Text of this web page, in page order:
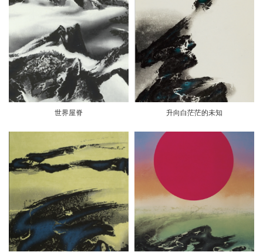
世界屋脊 升向白茫茫的未知